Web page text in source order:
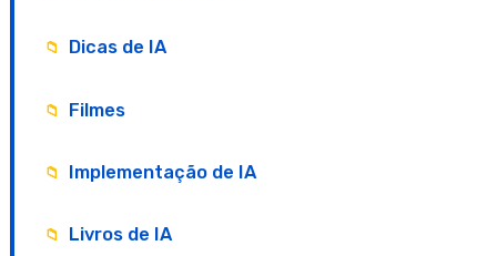
Dicas de IA
Filmes
Implementação de IA
Livros de IA